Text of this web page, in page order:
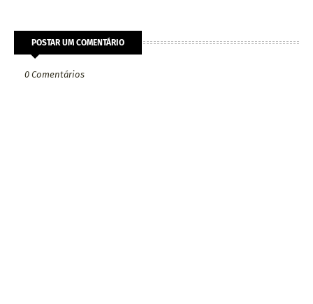
POSTAR UM COMENTÁRIO
0 Comentários